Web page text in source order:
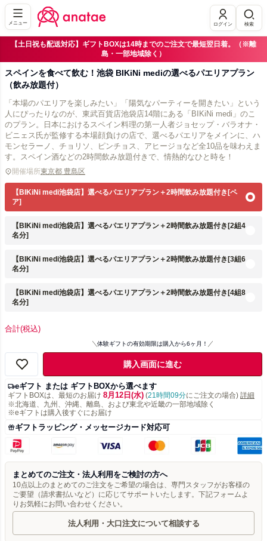
メニュー ログイン 検索
【土日祝も配送対応】ギフトBOXは14時までのご注文で最短翌日着。（※離
島・一部地域除く）
スペインを食べて飲む！池袋 BIKiNi mediの選べるパエリアプラン
（飲み放題付）
「本場のパエリアを楽しみたい」「陽気なパーティーを開きたい」という
人にぴったりなのが、東武百貨店池袋店14階にある「BIKiNi medi」のこ
のプラン。日本におけるスペイン料理の第一人者ジョセップ・バラオナ・
ビニェス氏が監修する本場顔負けの店で、選べるパエリアをメインに、ハ
モンセラーノ、チョリソ、ピンチョス、アヒージョなど全10品を味わえま
す。スペイン酒などの2時間飲み放題付きで、情熱的なひと時を！
開催場所東京都 豊島区
【BIKiNi medi池袋店】選べるパエリアプラン＋2時間飲み放題付き[ペ
ア]
【BIKiNi medi池袋店】選べるパエリアプラン＋2時間飲み放題付き[2組4
名分]
【BIKiNi medi池袋店】選べるパエリアプラン＋2時間飲み放題付き[3組6
名分]
【BIKiNi medi池袋店】選べるパエリアプラン＋2時間飲み放題付き[4組8
名分]
合計(税込)
体験ギフトの有効期限は購入から6ヶ月！
購入画面に進む
eギフト または ギフトBOXから選べます
ギフトBOXは、最短のお届け 8月12日(水) (21時間09分にご注文の場合) 詳細
※北海道、九州、沖縄、離島、および東北や近畿の一部地域除く
※eギフトは購入後すぐにお届け
ギフトラッピング・メッセージカード対応可
まとめてのご注文・法人利用をご検討の方へ
10点以上のまとめてのご注文をご希望の場合は、専門スタッフがお客様の
ご要望（請求書払いなど）に応じてサポートいたします。下記フォームよ
りお気軽にお問い合わせください。
法人利用・大口注文について相談する